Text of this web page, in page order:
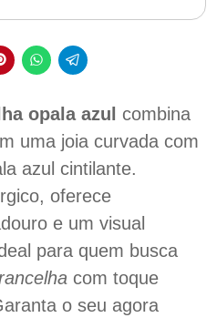
opala azul
combina
uma joia curvada com
azul cintilante.
oferece
e um visual
para quem busca
com toque
o seu agora